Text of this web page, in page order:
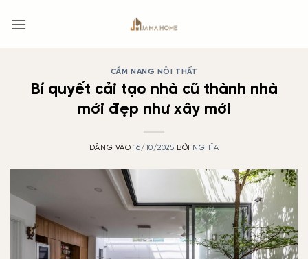
qua
CẨM NANG NỘI THẤT
Bí quyết cải tạo nhà cũ thành nhà
mới đẹp như xây mới
ĐĂNG VÀO 16/10/2025 BỞI NGHĨA